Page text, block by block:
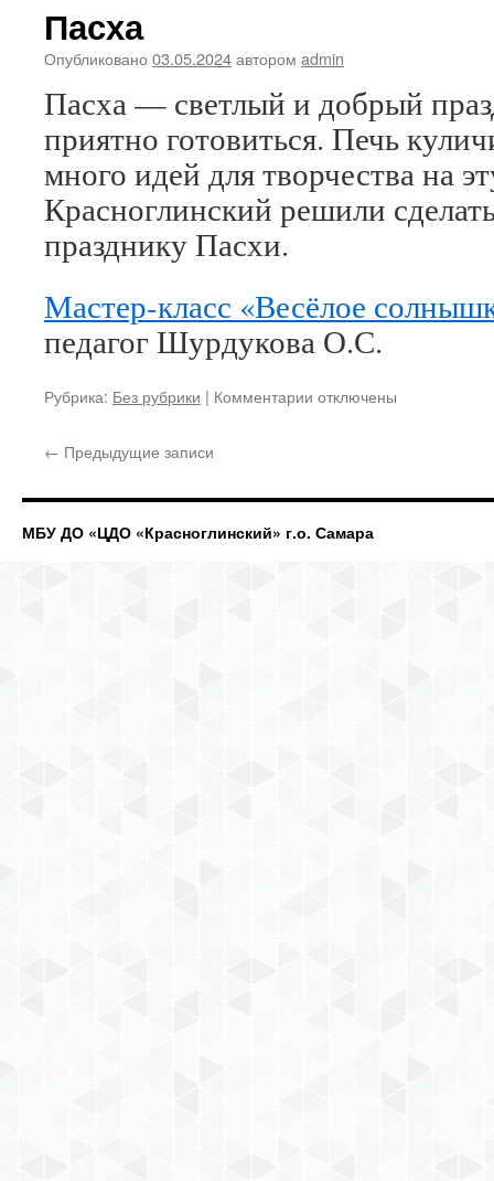
Пасха
Опубликовано 03.05.2024автором admin
Пасха — светлый и добрый
приятно готовиться. Печь
много идей для творчества на
Красноглинский решили
празднику Пасхи.
Мастер-класс «Весёлое
педагог Шурдукова О.С.
Рубрика: Без рубрики | Комментарии котключены
← Предыдущие записи
МБУ ДО «ЦДО «Красноглинский» г.о. Самара